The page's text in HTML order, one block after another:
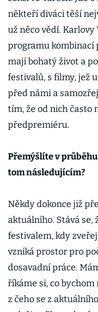
někteří diváci těší
už něco vědí.
programu
mají bohatý život a
festivalů, s filmy, jež
před námi a
tím, že od nich často
předpremiéru.
Přemýšlíte v
tom následujícím?
Někdy dokonce již
aktuálního. Stává se,
festivalem, kdy
vzniká prostor pro
dosavadní práce.
říkáme si, co
z čeho se z